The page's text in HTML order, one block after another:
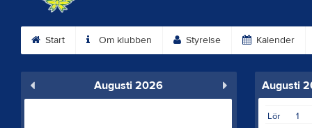
Start Om klubben Styrelse Kalender
Augusti 2026 Augusti
1
Lör